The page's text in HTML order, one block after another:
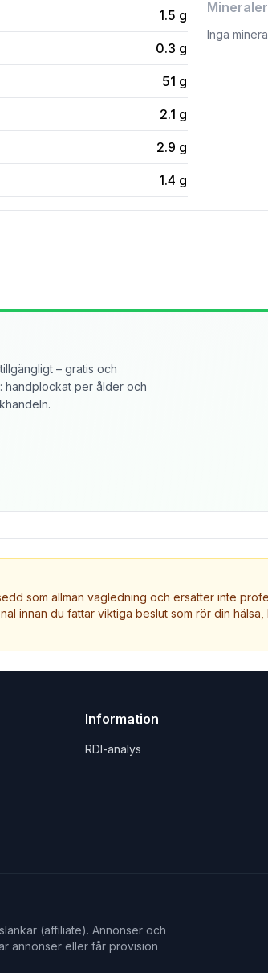
1.5 g
0.3 g
51 g
2.1 g
2.9 g
1.4 g
Mineraler
Inga
– gratis och
handplockat per ålder och
som allmän vägledning och ersätter inte
innan du fattar viktiga beslut som rör din
Information
RDI-analys
(affiliate). Annonser och
annonser eller får provision